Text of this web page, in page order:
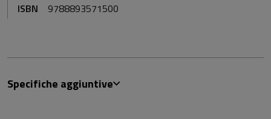
ISBN
9788893571500
Specifiche aggiuntive